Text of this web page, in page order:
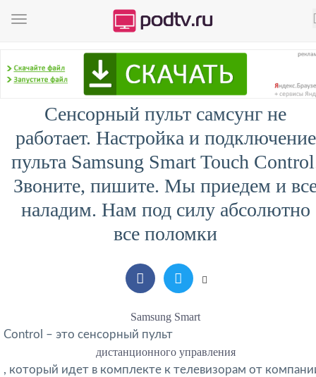
Сенсорный пульт самсунг не
работает. Настройка и подключение
пульта Samsung Smart Touch
Звоните, пишите. Мы приедем и
наладим. Нам под силу абсолютно
все поломки
Samsung Smart
Control – это сенсорный пульт
дистанционного управления
, который идет в комплекте к телевизорам от